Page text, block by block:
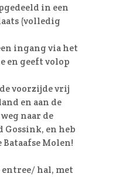
in een
(volledig
ingang via het
en geeft volop
voorzijde vrij
en aan de
naar de
Gossink, en heb
Molen!
hal, met